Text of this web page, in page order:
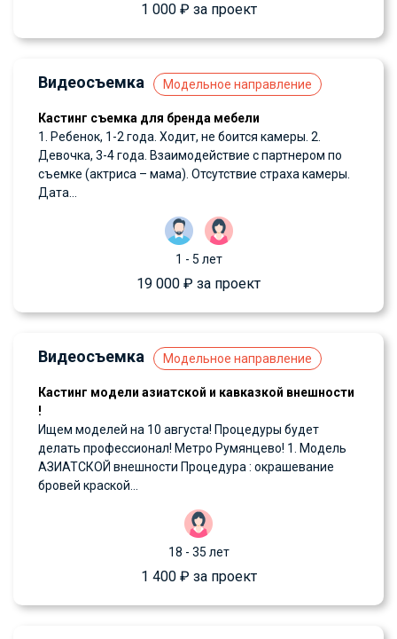
1 000 ₽ за проект
Видеосъемка Модельное направление
Кастинг съемка для бренда мебели
1. Ребенок, 1-2 года. Ходит, не боится камеры. 2.
Девочка, 3-4 года. Взаимодействие с партнером по
съемке (актриса – мама). Отсутствие страха камеры.
Дата...
1 - 5 лет
19 000 ₽ за проект
Видеосъемка Модельное направление
Кастинг модели азиатской и кавказкой внешности
!
Ищем моделей на 10 августа! Процедуры будет
делать профессионал! Метро Румянцево! 1. Модель
АЗИАТСКОЙ внешности Процедура : окрашевание
бровей краской...
18 - 35 лет
1 400 ₽ за проект